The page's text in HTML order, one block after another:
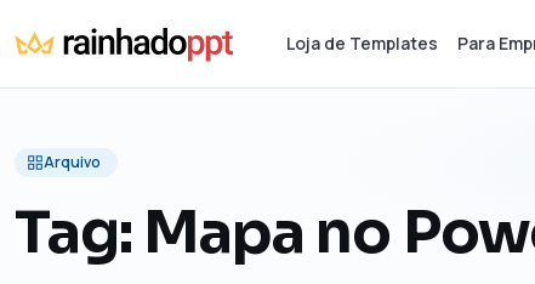
Loja de Templates Para
Arquivo
Tag: Mapa no